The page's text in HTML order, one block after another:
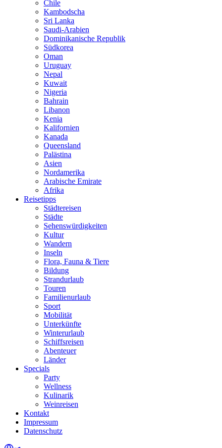
Chile
Kambodscha
Sri Lanka
Saudi-Arabien
Dominikanische Republik
Südkorea
Oman
Uruguay
Nepal
Kuwait
Nigeria
Bahrain
Libanon
Kenia
Kalifornien
Kanada
Queensland
Palästina
Asien
Nordamerika
Arabische Emirate
Afrika
Reisetipps
Städtereisen
Städte
Sehenswürdigkeiten
Kultur
Wandern
Inseln
Flora, Fauna & Tiere
Bildung
Strandurlaub
Touren
Familienurlaub
Sport
Mobilität
Unterkünfte
Winterurlaub
Schiffsreisen
Abenteuer
Länder
Specials
Party
Wellness
Kulinarik
Weinreisen
Kontakt
Impressum
Datenschutz